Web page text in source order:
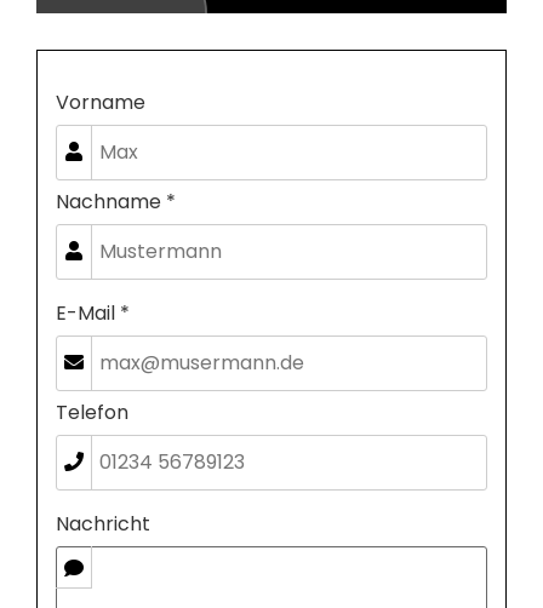
Vorname
Nachname *
E-Mail *
Telefon
Nachricht